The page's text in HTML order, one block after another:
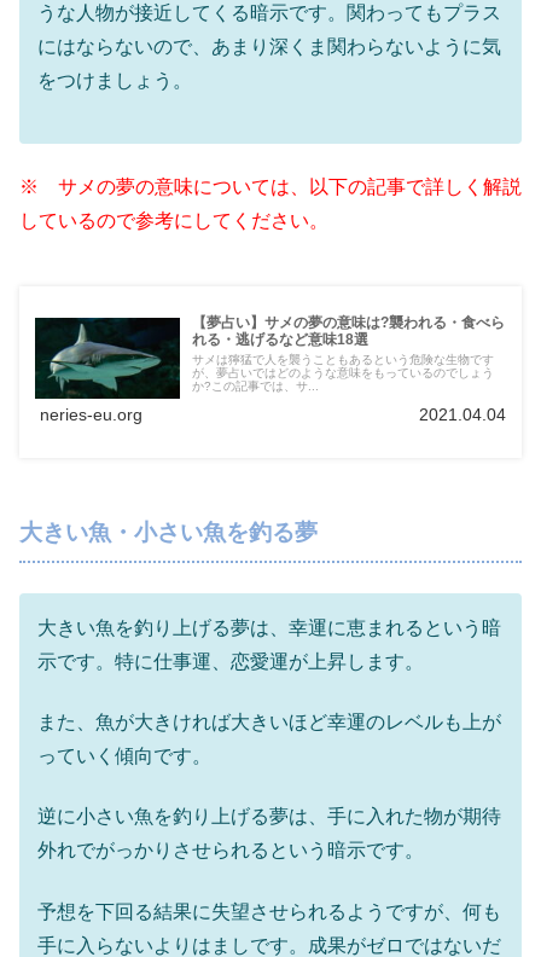
うな人物が接近してくる暗示です。関わってもプラス
にはならないので、あまり深くま関わらないように気
をつけましょう。
※ サメの夢の意味については、以下の記事で詳しく解説
しているので参考にしてください。
【夢占い】サメの夢の意味は?襲われる・食べら
れる・逃げるなど意味18選
サメは獰猛で人を襲うこともあるという危険な生物です
が、夢占いではどのような意味をもっているのでしょう
か?この記事では、サ...
neries-eu.org 2021.04.04
大きい魚・小さい魚を釣る夢
大きい魚を釣り上げる夢は、幸運に恵まれるという暗
示です。特に仕事運、恋愛運が上昇します。
また、魚が大きければ大きいほど幸運のレベルも上が
っていく傾向です。
逆に小さい魚を釣り上げる夢は、手に入れた物が期待
外れでがっかりさせられるという暗示です。
予想を下回る結果に失望させられるようですが、何も
手に入らないよりはましです。成果がゼロではないだ